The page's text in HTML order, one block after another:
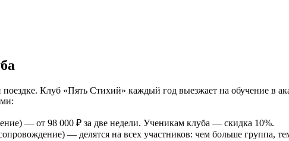
Клуб «Пять Стихий» каждый год выезжает на обучение в
— от 98 000 ₽ за две недели. Ученикам клуба — скидка 10%.
— делятся на всех участников: чем больше группа,